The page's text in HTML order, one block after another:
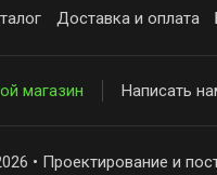
Доставка и оплата
магазин Написать
• Проектирование и